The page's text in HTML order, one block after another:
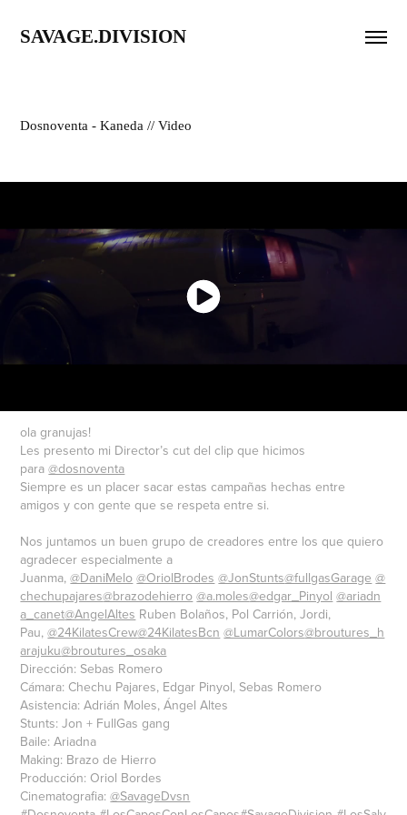
SAVAGE.DIVISION
Dosnoventa - Kaneda // Video
ola granujas!
Les presento mi Director’s cut del clip que hicimos
para@dosnoventa
Siempre es un placer sacar estas campañas hechas entre
amigos y con gente que se respeta entre si.
Nos juntamos un buen grupo de creadores entre los que quiero
agradecer especialmente a
Juanma,@DaniMelo @OriolBrodes @JonStunts@fullgasGarage @
chechupajares@brazodehierro @a.moles@edgar_Pinyol @ariadn
a_canet@AngelAltes Ruben Bolaños, Pol Carrión, Jordi,
Pau,@24KilatesCrew@24KilatesBcn @LumarColors@broutures_h
arajuku@broutures_osaka
Dirección: Sebas Romero
Cámara: Chechu Pajares, Edgar Pinyol, Sebas Romero
Asistencia: Adrián Moles, Ángel Altes
Stunts: Jon + FullGas gang
Baile: Ariadna
Making: Brazo de Hierro
Producción: Oriol Bordes
Cinematografia:@SavageDvsn